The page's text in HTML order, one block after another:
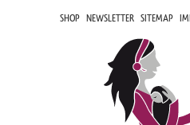
SHOP NEWSLETTER SITEMAP